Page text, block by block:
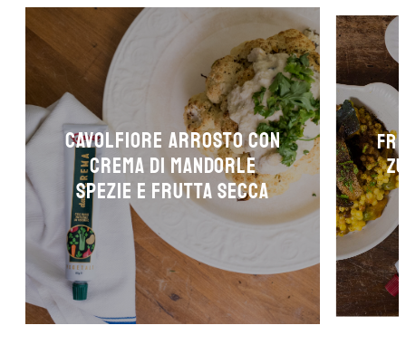
Cavolfiore arrosto con
crema di mandorle
spezie e frutta secca